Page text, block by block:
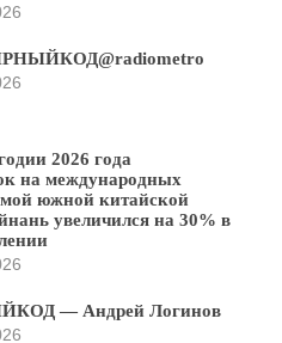
2026 года
на международных
южной китайской
увеличился на 30% в
— Андрей Логинов